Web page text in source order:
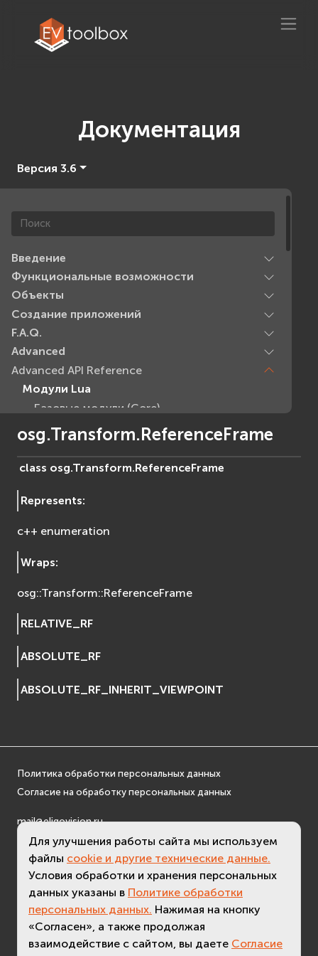
Документация
Версия 3.6
Введение
Функциональные возможности
Объекты
Создание приложений
F.A.Q.
Advanced
Advanced API Reference
Модули Lua
Базовые модули (Core)
EVcommon
evlua
Граф Сцены (Scene Graph)
EVosgAnimation
EVosgHMD
EVosgUtil
osg
osgGA
osgUtil
osgViewer
Физика (Physics)
bullet
Фаиловая система (File System)
fs
osg.Transform.ReferenceFrame
class osg.Transform.ReferenceFrame
Represents:
c++ enumeration
Wraps:
osg::Transform::ReferenceFrame
RELATIVE_RF
ABSOLUTE_RF
ABSOLUTE_RF_INHERIT_VIEWPOINT
Политика обработки персональных данных
Согласие на обработку персональных данных
mail@eligovision.ru
+7 (495) 740 08 16
© ООО "ЭлигоВижн", 2005-2026
Для улучшения работы сайта мы используем
файлы cookie и другие технические данные.
Условия обработки и хранения персональных
данных указаны в Политике обработки
персональных данных. Нажимая на кнопку
«Согласен», а также продолжая
взаимодействие с сайтом, вы даете Согласие